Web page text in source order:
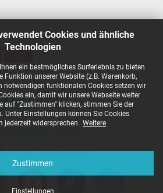
Cookies und ähnliche
Technologien
ein bestmögliches Surferlebnis zu bieten
unserer Website (z.B. Warenkorb,
notwendigen funktionalen Cookies setzen wir
ein, damit wir unsere Webseite weiter
auf "Zustimmen" klicken, stimmen Sie der
Unter Einstellungen können Sie Cookies
jederzeit widersprechen. Weitere
Zustimmen
Einstellungen
zzgl. Versandkosten